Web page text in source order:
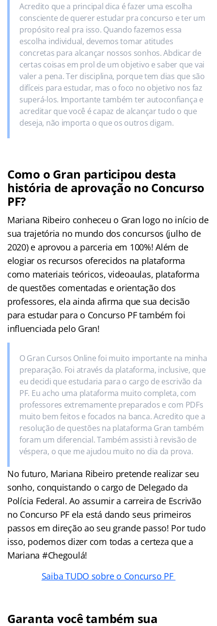
Acredito que a principal dica é fazer uma escolha
consciente de querer estudar pra concurso e ter um
propósito real pra isso. Quando fazemos essa
escolha individual, devemos tomar atitudes
concretas para alcançar nossos sonhos. Abdicar de
certas coisas em prol de um objetivo e saber que vai
valer a pena. Ter disciplina, porque tem dias que são
difíceis para estudar, mas o foco no objetivo nos faz
superá-los. Importante também ter autoconfiança e
acreditar que você é capaz de alcançar tudo o que
deseja, não importa o que os outros digam.
Como o Gran participou desta
história de aprovação no Concurso
PF?
Mariana Ribeiro conheceu o Gran logo no início de
sua trajetória no mundo dos concursos (julho de
2020) e aprovou a parceria em 100%! Além de
elogiar os recursos oferecidos na plataforma
como materiais teóricos, videoaulas, plataforma
de questões comentadas e orientação dos
professores, ela ainda afirma que sua decisão
para estudar para o Concurso PF também foi
influenciada pelo Gran!
O Gran Cursos Online foi muito importante na minha
preparação. Foi através da plataforma, inclusive, que
eu decidi que estudaria para o cargo de escrivão da
PF. Eu acho uma plataforma muito completa, com
professores extremamente preparados e com PDFs
muito bem feitos e focados na banca. Acredito que a
resolução de questões na plataforma Gran também
foram um diferencial. Também assisti à revisão de
véspera, o que me ajudou muito no dia da prova.
No futuro, Mariana Ribeiro pretende realizar seu
sonho, conquistando o cargo de Delegado da
Polícia Federal. Ao assumir a carreira de Escrivão
no Concurso PF ela está dando seus primeiros
passos em direção ao seu grande passo! Por tudo
isso, podemos dizer com todas a certeza que a
Mariana #Chegoulá!
Saiba TUDO sobre o Concurso PF
Garanta você também sua